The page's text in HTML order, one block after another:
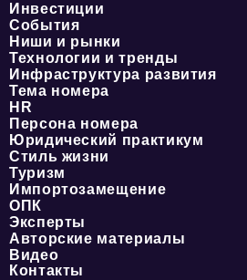
Инвестиции
События
Ниши и рынки
Технологии и тренды
Инфраструктура развития
Тема номера
HR
Персона номера
Юридический практикум
Стиль жизни
Туризм
Импортозамещение
ОПК
Эксперты
Авторские материалы
Видео
Контакты